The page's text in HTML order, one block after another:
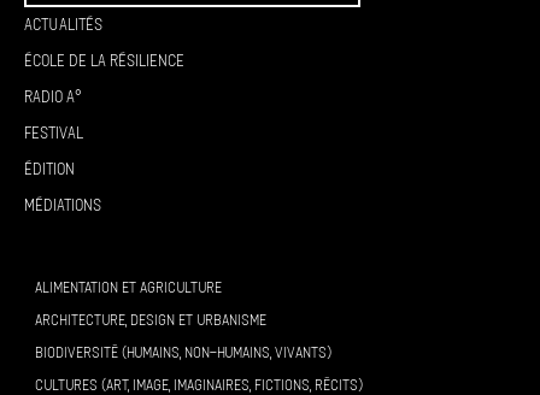
Actualités
École de la résilience
Radio A°
Festival
Édition
Médiations
ALIMENTATION ET AGRICULTURE
ARCHITECTURE, DESIGN ET URBANISME
BIODIVERSITÉ (HUMAINS, NON-HUMAINS, VIVANTS)
CULTURES (ART, IMAGE, IMAGINAIRES, FICTIONS, RÉCITS)